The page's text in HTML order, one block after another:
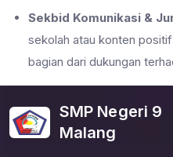
Sekbid Komunikasi &
sekolah atau konten
bagian dari dukungan
SMP Negeri 9
Malang